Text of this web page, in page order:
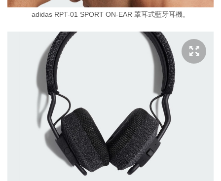
adidas RPT-01 SPORT ON-EAR 罩耳式藍牙耳機。